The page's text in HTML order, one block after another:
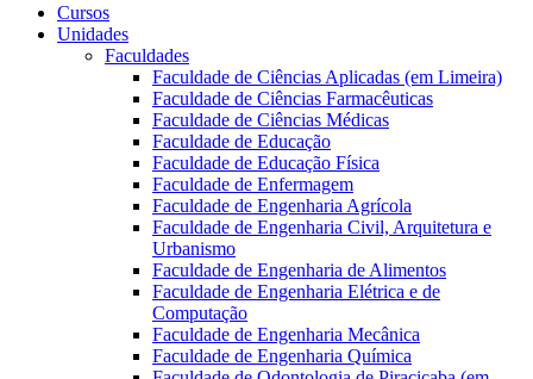
Cursos
Unidades
Faculdades
Faculdade de Ciências Aplicadas (em Limeira)
Faculdade de Ciências Farmacêuticas
Faculdade de Ciências Médicas
Faculdade de Educação
Faculdade de Educação Física
Faculdade de Enfermagem
Faculdade de Engenharia Agrícola
Faculdade de Engenharia Civil, Arquitetura e
Urbanismo
Faculdade de Engenharia de Alimentos
Faculdade de Engenharia Elétrica e de
Computação
Faculdade de Engenharia Mecânica
Faculdade de Engenharia Química